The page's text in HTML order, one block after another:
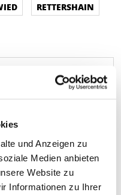
und Anzeigen zu
Medien anbieten
Website zu
Informationen zu Ihrer
RETTERSHAIN